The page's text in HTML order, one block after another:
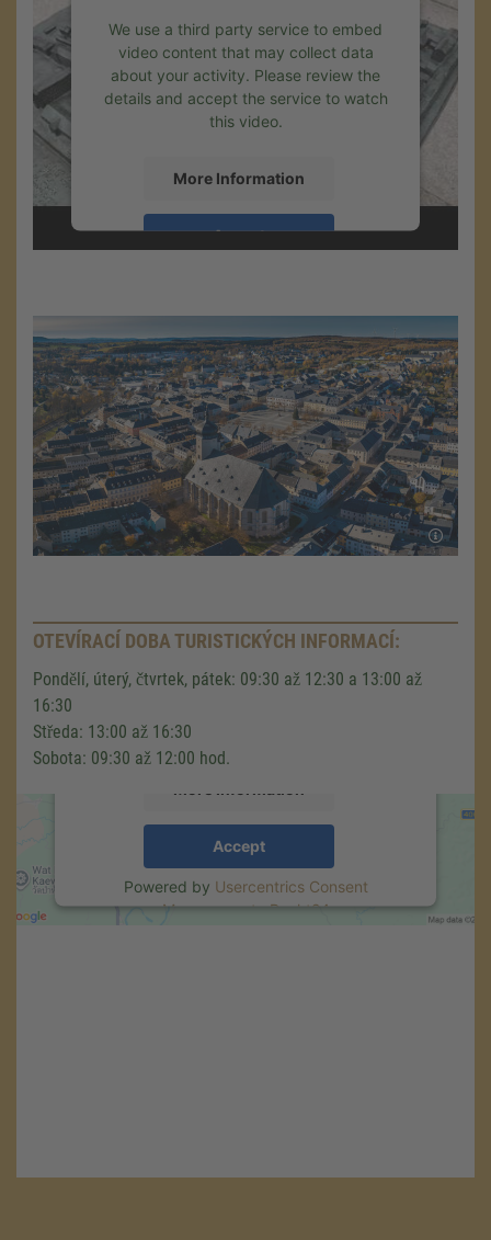
We use a third party service to embed
video content that may collect data
about your activity. Please review the
details and accept the service to watch
this video.
More Information
Accept
OTEVÍRACÍ DOBA TURISTICKÝCH INFORMACÍ:
Pondělí, úterý, čtvrtek, pátek: 09:30 až 12:30 a 13:00 až
16:30
Středa: 13:00 až 16:30
Sobota: 09:30 až 12:00 hod.
Google Maps service!
content that may collect data about your
the service to see this map.
Accept
Powered by Usercentrics Consent
Management.eRecht24